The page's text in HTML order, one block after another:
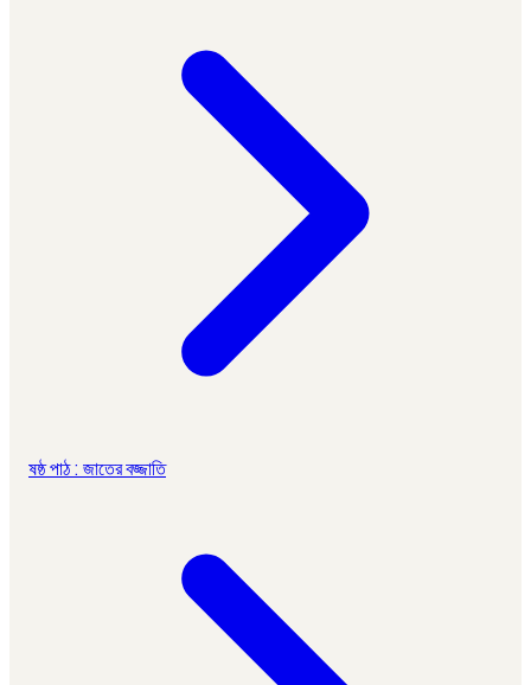
ষষ্ঠ পাঠ : জাতের বজ্জাতি